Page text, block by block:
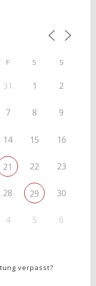
F S S
31 1 2
7 8 9
14 15 16
21 22 23
28 29 30
4 5 6
verpasst?